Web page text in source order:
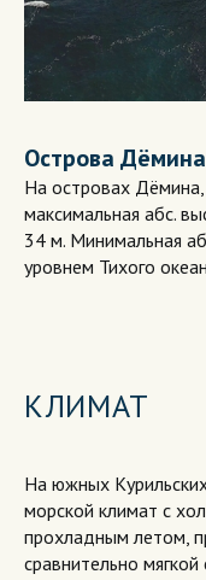
Острова Дёмина
На островах
максимальная абс.
34 м. Минимальная
уровнем Тихого
КЛИМАТ
На южных
морской климат с
прохладным летом,
сравнительно